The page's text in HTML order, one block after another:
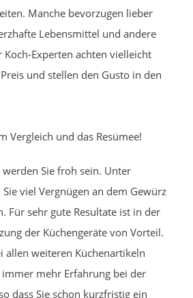
Manche bevorzugen lieber
Lebensmittel und andere
Koch-Experten achten vielleicht
und stellen den Gusto in den
Vergleich und das Resümee!
Sie froh sein. Unter
viel Vergnügen an dem Gewürz
Für sehr gute Resultate ist in der
der Küchengeräte von Vorteil.
allen weiteren Küchenartikeln
mehr Erfahrung bei der
dass Sie schon kurzfristig ein